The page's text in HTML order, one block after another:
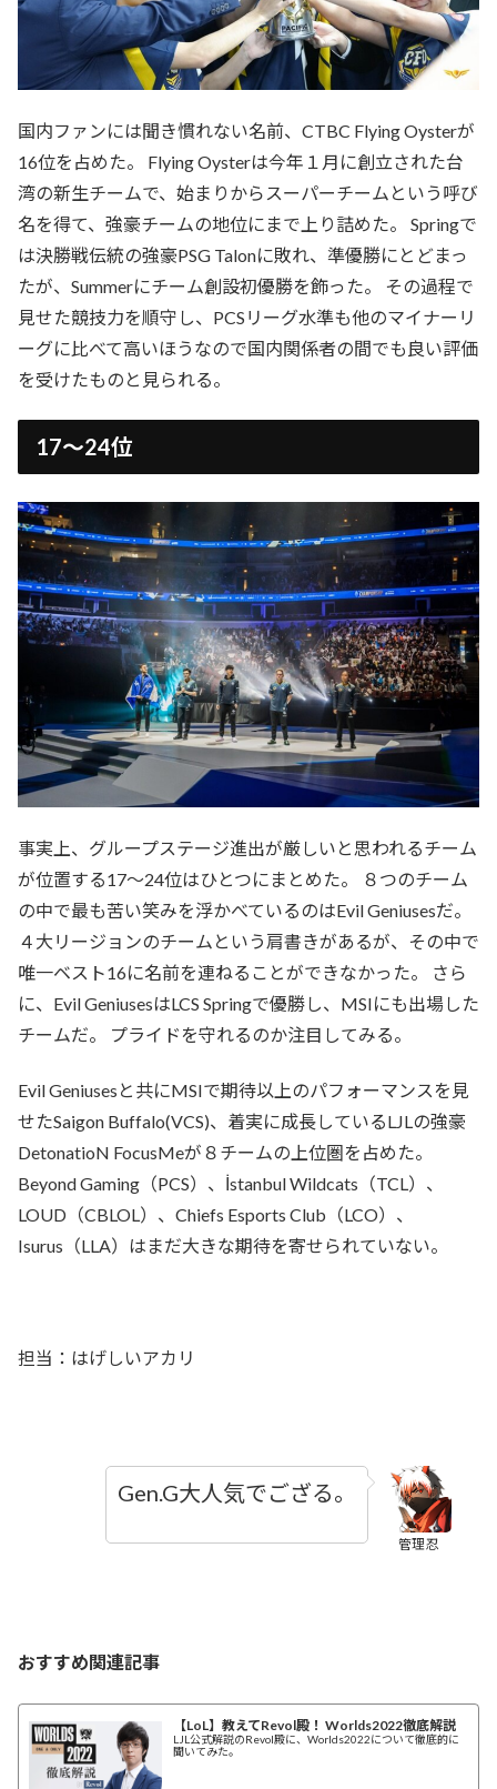
国内ファンには聞き慣れない名前、CTBC Flying Oysterが
16位を占めた。 Flying Oysterは今年１月に創立された台
湾の新生チームで、始まりからスーパーチームという呼び
名を得て、強豪チームの地位にまで上り詰めた。 Springで
は決勝戦伝統の強豪PSG Talonに敗れ、準優勝にとどまっ
たが、Summerにチーム創設初優勝を飾った。 その過程で
見せた競技力を順守し、PCSリーグ水準も他のマイナーリ
ーグに比べて高いほうなので国内関係者の間でも良い評価
を受けたものと見られる。
17～24位
事実上、グループステージ進出が厳しいと思われるチーム
が位置する17～24位はひとつにまとめた。 ８つのチーム
の中で最も苦い笑みを浮かべているのはEvil Geniusesだ。
４大リージョンのチームという肩書きがあるが、その中で
唯一ベスト16に名前を連ねることができなかった。 さら
に、Evil GeniusesはLCS Springで優勝し、MSIにも出場した
チームだ。 プライドを守れるのか注目してみる。
Evil Geniusesと共にMSIで期待以上のパフォーマンスを見
せたSaigon Buffalo(VCS)、着実に成長しているLJLの強豪
DetonatioN FocusMeが８チームの上位圏を占めた。
Beyond Gaming（PCS）、İstanbul Wildcats（TCL）、
LOUD（CBLOL）、Chiefs Esports Club（LCO）、
Isurus（LLA）はまだ大きな期待を寄せられていない。
担当：はげしいアカリ
管理忍
Gen.G大人気でござる。
おすすめ関連記事
【LoL】教えてRevol殿！ Worlds2022徹底解説
LJL公式解説のRevol殿に、Worlds2022について徹底的に
聞いてみた。